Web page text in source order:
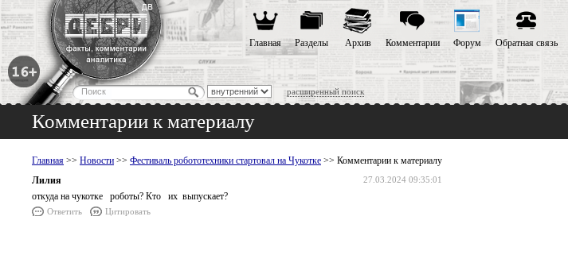
расширенный поиск
Главная Разделы Архив Комментарии Форум Обратная связь
Комментарии к материалу
Главная >> Новости >> Фестиваль робототехники стартовал на Чукотке >> Комментарии к материалу
27.03.2024 09:35:01
Лилия
откуда на чукотке роботы? Кто их выпускает?
Ответить Цитировать